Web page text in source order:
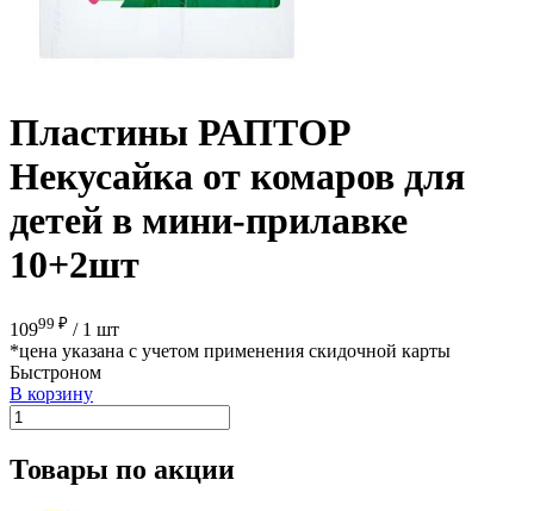
Пластины РАПТОР
Некусайка от комаров для
детей в мини-прилавке
10+2шт
10999 ₽ / 1 шт
*цена указана с учетом применения скидочной карты
Быстроном
В корзину
Товары по акции